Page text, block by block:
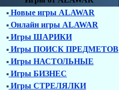
Новые игры ALAWAR
Онлайн игры ALAWAR
Игры ШАРИКИ
Игры ПОИСК ПРЕДМЕТОВ
Игры НАСТОЛЬНЫЕ
Игры БИЗНЕС
Игры СТРЕЛЯЛКИ